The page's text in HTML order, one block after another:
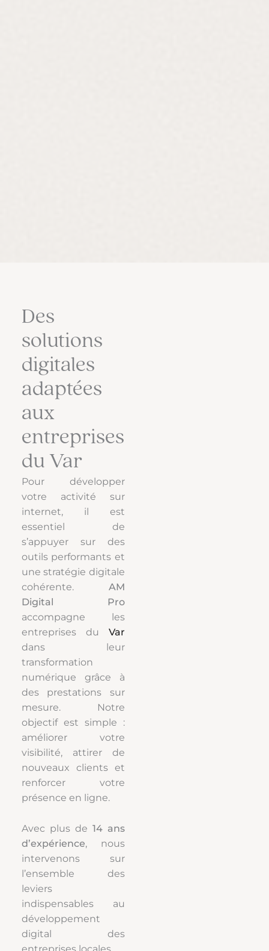
Des
solutions
digitales
adaptées
aux
entreprises
du Var
Pour développer
votre activité sur
internet, il est
essentiel de
s’appuyer sur des
outils performants et
une stratégie digitale
cohérente. AM
Digital Pro
accompagne les
entreprises du Var
dans leur
transformation
numérique grâce à
des prestations sur
mesure. Notre
objectif est simple :
améliorer votre
visibilité, attirer de
nouveaux clients et
renforcer votre
présence en ligne.
Avec plus de 14 ans
d’expérience, nous
intervenons sur
l’ensemble des
leviers
indispensables au
développement
digital des